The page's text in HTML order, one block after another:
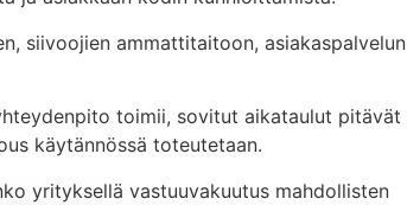
siivoojien ammattitaitoon, asiakaspalvelun
toimii, sovitut aikataulut pitävät
käytännössä toteutetaan.
yrityksellä vastuuvakuutus mahdollisten